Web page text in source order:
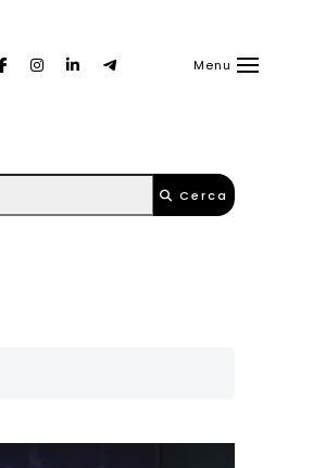
Menu
Cerca